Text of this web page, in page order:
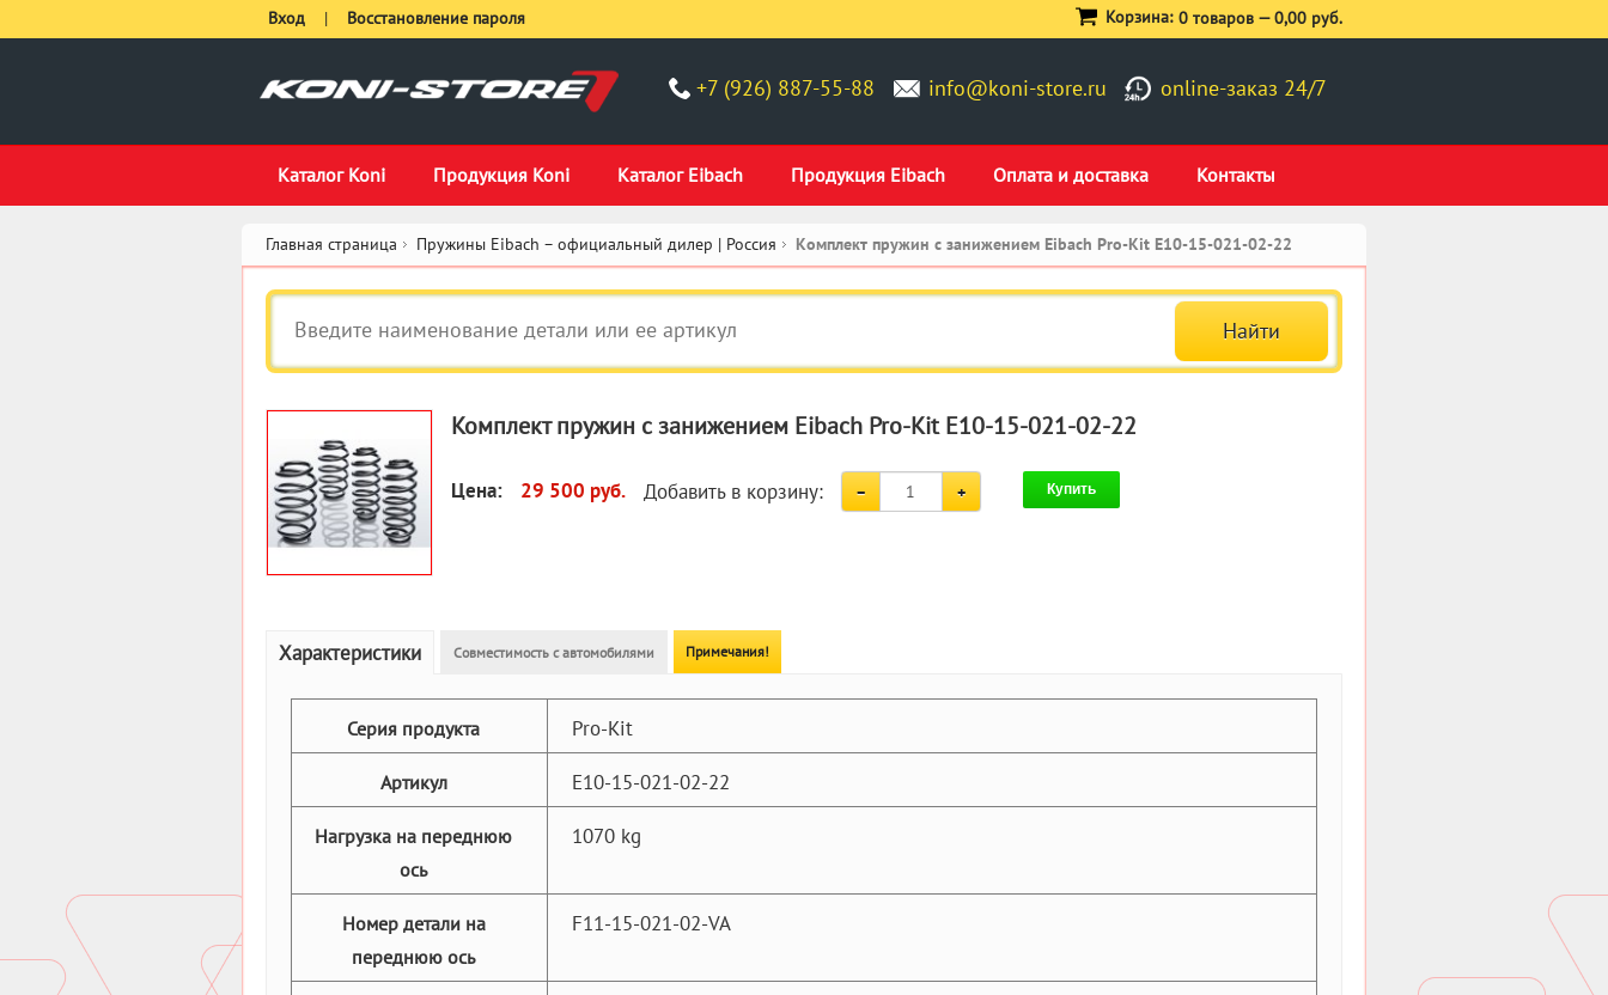
+7 (926) 887-55-88 info@koni-store.ru online-заказ 24/7
Каталог Koni Продукция Koni Каталог Eibach Продукция Eibach Оплата и доставка Контакты
Вход | Восстановление пароля Корзина: 0 товаров —0,00 руб.
Главная страница Пружины Eibach – официальный дилер | Россия Комплект пружин с занижением Eibach Pro-Kit E10-15-021-02-22
Комплект пружин с занижением Eibach Pro-Kit E10-15-021-02-22
Цена: 29 500 руб. Добавить в корзину: Купить
Характеристики Совместимость с автомобилями Примечания!
Серия продукта Pro-Kit
Артикул E10-15-021-02-22
Нагрузка на переднюю
ось
1070 kg
Номер детали на
переднюю ось
F11-15-021-02-VA